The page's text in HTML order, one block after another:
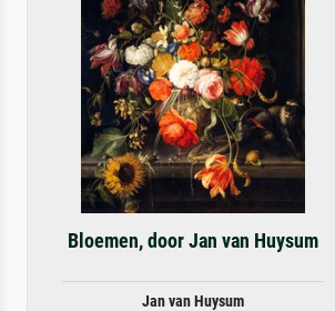
Bloemen, door Jan van Huysum
Jan van Huysum